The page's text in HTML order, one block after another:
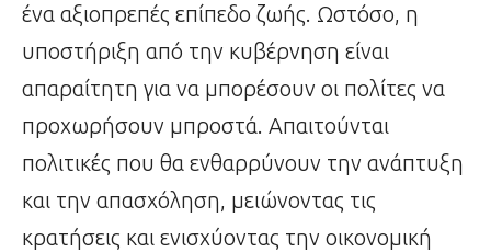
ένα αξιοπρεπές επίπεδο ζωής. Ωστόσο, η
υποστήριξη από την κυβέρνηση είναι
απαραίτητη για να μπορέσουν οι πολίτες να
προχωρήσουν μπροστά. Απαιτούνται
πολιτικές που θα ενθαρρύνουν την ανάπτυξη
και την απασχόληση, μειώνοντας τις
κρατήσεις και ενισχύοντας την οικονομική